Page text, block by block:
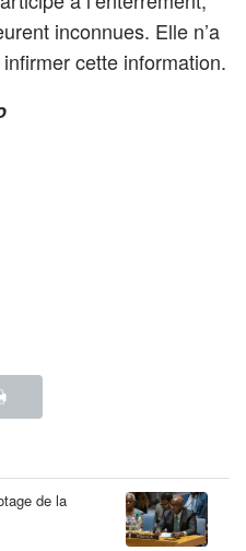
inconnues. Elle n’a
cette information.
de la